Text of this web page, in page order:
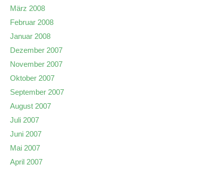
März 2008
Februar 2008
Januar 2008
Dezember 2007
November 2007
Oktober 2007
September 2007
August 2007
Juli 2007
Juni 2007
Mai 2007
April 2007